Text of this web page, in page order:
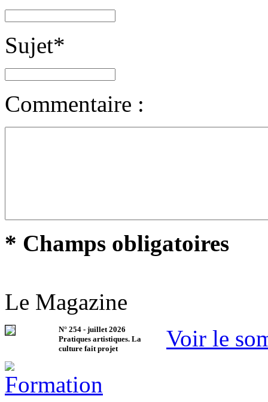
Sujet*
Commentaire :
* Champs obligatoires
Le Magazine
N° 254 - juillet 2026
Pratiques artistiques. La
culture fait projet
Voir le